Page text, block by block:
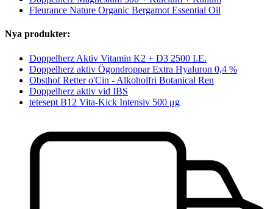
Fleurance Nature Organic Bergamot Essential Oil
Nya produkter:
Doppelherz Aktiv Vitamin K2 + D3 2500 I.E.
Doppelherz aktiv Ögondroppar Extra Hyaluron 0,4 %
Obsthof Retter o'Cin - Alkoholfri Botanical Ren
Doppelherz aktiv vid IBS
tetesept B12 Vita-Kick Intensiv 500 μg